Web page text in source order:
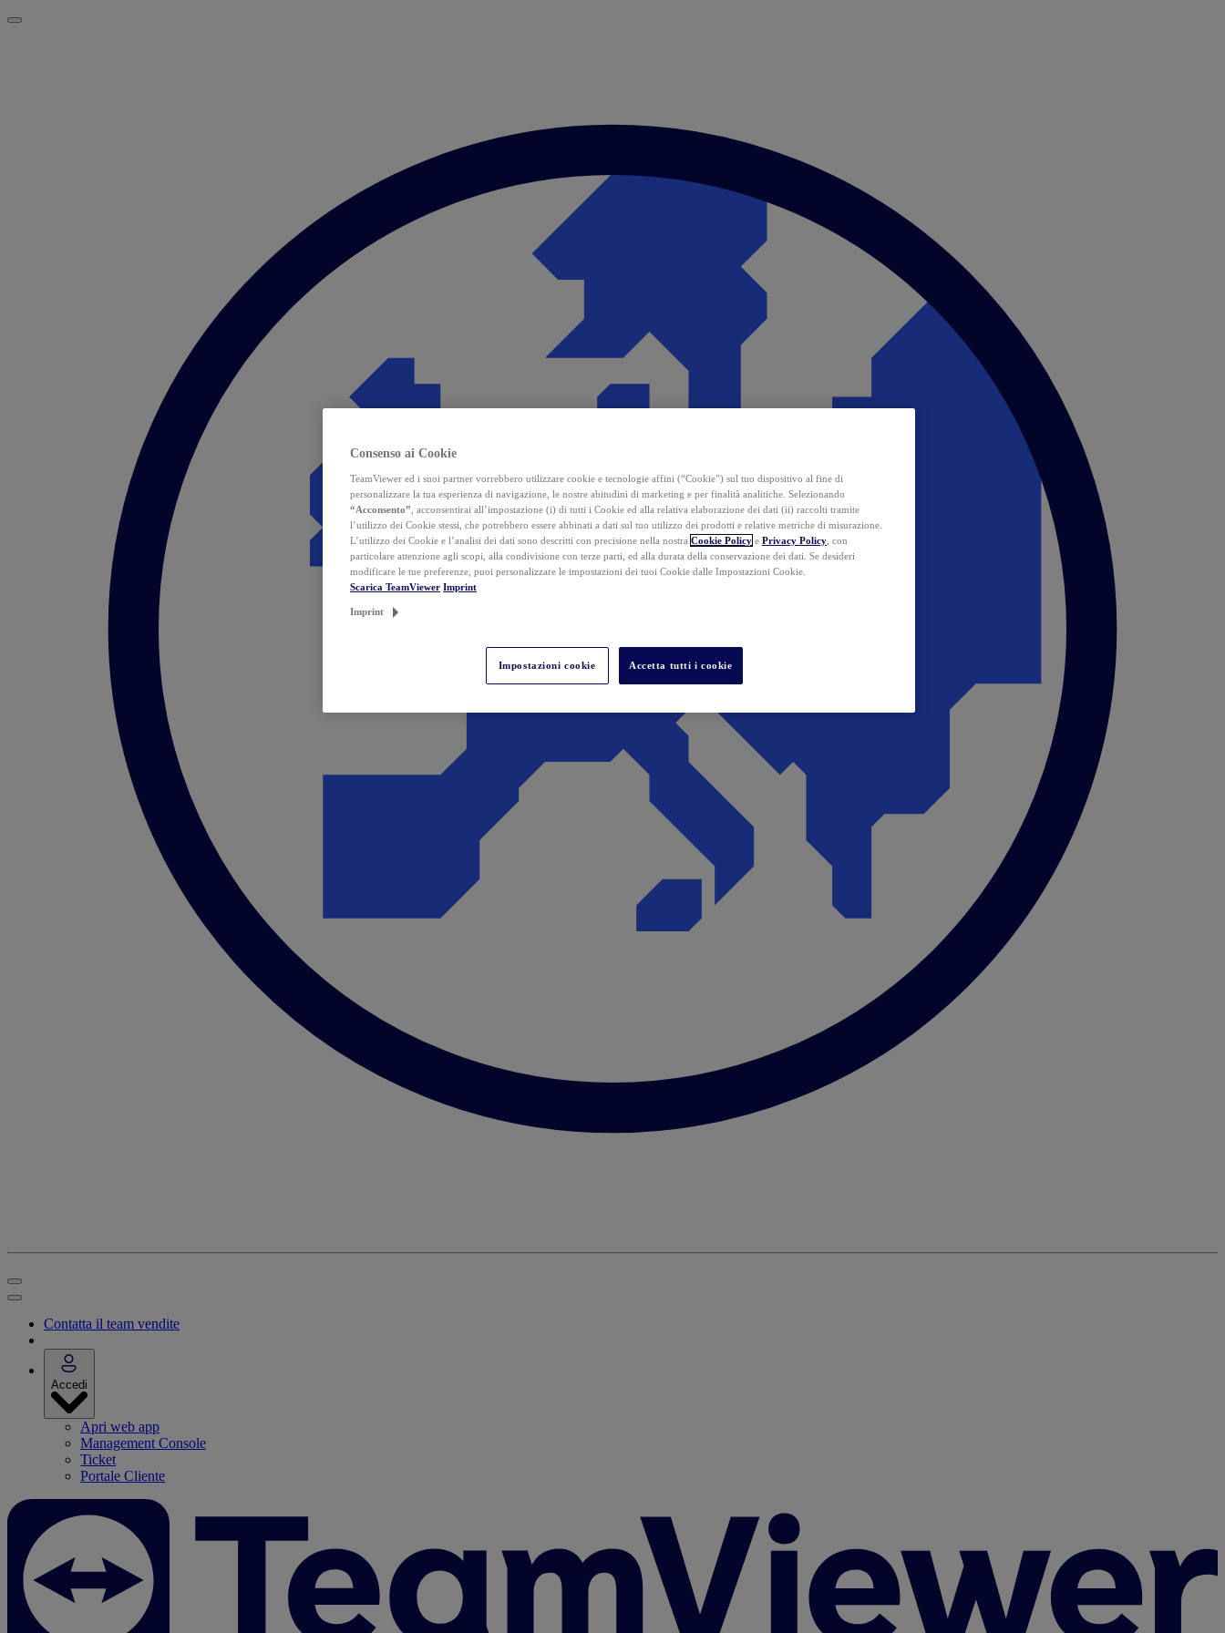
Contatta il team vendite
Accedi
Apri web app
Management Console
Ticket
Portale Cliente
Consenso ai Cookie
TeamViewer ed i suoi partner vorrebbero utilizzare cookie e tecnologie affini (“Cookie”) sul tuo dispositivo al fine di
personalizzare la tua esperienza di navigazione, le nostre abitudini di marketing e per finalità analitiche. Selezionando
“Acconsento” , acconsentirai all’impostazione (i) di tutti i Cookie ed alla relativa elaborazione dei dati (ii) raccolti tramite
l’utilizzo dei Cookie stessi, che potrebbero essere abbinati a dati sul tuo utilizzo dei prodotti e relative metriche di misurazione.
L’utilizzo dei Cookie e l’analisi dei dati sono descritti con precisione nella nostra Cookie Policy e Privacy Policy , con
particolare attenzione agli scopi, alla condivisione con terze parti, ed alla durata della conservazione dei dati. Se desideri
modificare le tue preferenze, puoi personalizzare le impostazioni dei tuoi Cookie dalle Impostazioni Cookie.
Scarica TeamViewer Imprint
Imprint
Impostazioni cookie Accetta tutti i cookie